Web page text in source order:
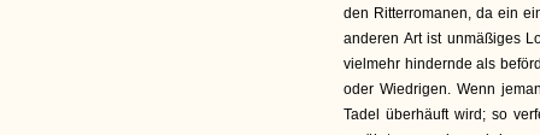
den Ritterromanen, da ein
anderen Art ist unmäßiges
vielmehr hindernde als
oder Wiedrigen. Wenn
Tadel überhäuft wird; so